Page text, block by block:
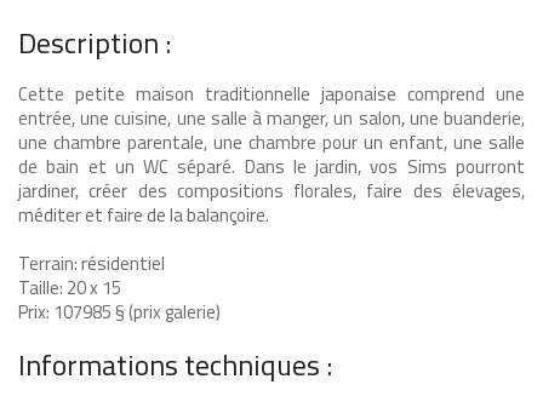
Description :
Cette petite maison traditionnelle japonaise comprend une
entrée, une cuisine, une salle à manger, un salon, une buanderie,
une chambre parentale, une chambre pour un enfant, une salle
de bain et un WC séparé. Dans le jardin, vos Sims pourront
jardiner, créer des compositions florales, faire des élevages,
méditer et faire de la balançoire.
Terrain: résidentiel
Taille: 20 x 15
Prix: 107985 § (prix galerie)
Informations techniques :